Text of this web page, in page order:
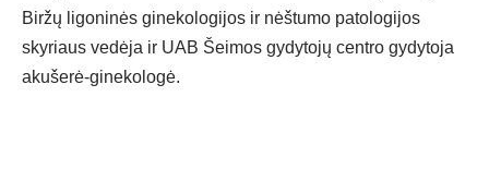
Biržų ligoninės ginekologijos ir nėštumo patologijos
skyriaus vedėja ir UAB Šeimos gydytojų centro gydytoja
akušerė-ginekologė.